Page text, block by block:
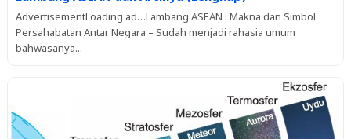
AdvertisementLoading ad…Lambang ASEAN : Makna dan Simbol
Persahabatan Antar Negara – Sudah menjadi rahasia umum
bahwasanya...